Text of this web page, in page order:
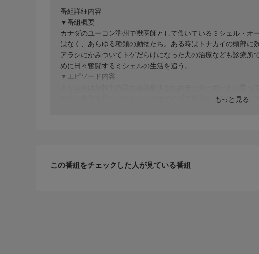
もっと見る
番組詳細内容
▼番組概要
カナダのユーコン準州で獣医師として働いているミシェル・オ
はなく、あらゆる種類の動物たち。ある時はトナカイの頭部に
アラシにかみついてトゲだらけになった犬の治療なども診療所
めに日々奮闘するミシェルの生活を追う。
▼エピソード内容
のある雌牛を見つけたミシェルはその場で処置を試みるが、タ
この番組をチェックした人が見ている番組